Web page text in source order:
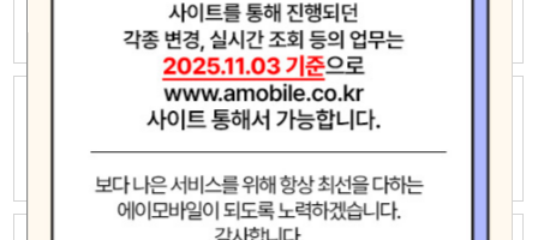
우리는 자유롭고 창의적인 상상력으로
새로운 가치창조에 끊임없이 도전하고모험
놀라운(Amazing)
우리는 고객중심 능력은 고객을 위해 다양한
시각에서 만들어진놀라운상품을
제공합니다.